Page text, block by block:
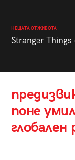
НЕЩАТА ОТ ЖИВОТА
Stranger
поне